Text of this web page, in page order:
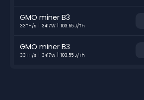
GMO miner B3
33TH/s 3417W 103.55 J/Th
GMO miner B3
33TH/s 3417W 103.55 J/Th